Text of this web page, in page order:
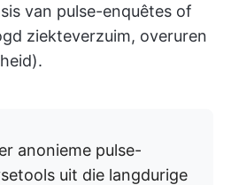
van pulse-enquêtes of
ziekteverzuim, overuren
anonieme pulse-
uit die langdurige